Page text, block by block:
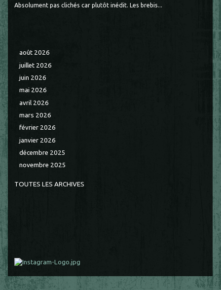
Absolument pas clichés car plutôt inédit. Les brebis...
août 2026
juillet 2026
juin 2026
mai 2026
avril 2026
mars 2026
février 2026
janvier 2026
décembre 2025
novembre 2025
TOUTES LES ARCHIVES